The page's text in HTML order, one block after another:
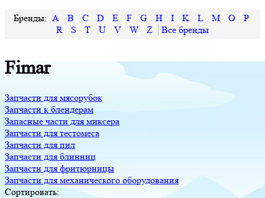
A B C D E F G H I K L M O
P
R
S T U V W Z
Fimar
Запчасти для мясорубок
Запчасти к блендерам
Запасные части для миксера
Запчасти для тестомеса
Запчасти для пил
Запчасти для блинниц
Запчасти для фритюрницы
Запчасти для механического оборудования
Сортировать: